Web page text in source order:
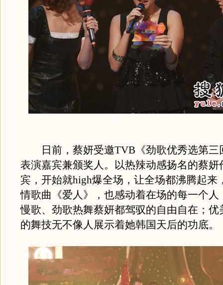
日前，蔡妍受邀TVB《劲歌优秀选第三
表演嘉宾兼颁奖人。以热辣动感扬名的蔡妍
宾，开始就high爆全场，让全场都沸腾起来
情歌曲《爱人》，也感动着在场的每一个人
慢歌、劲歌热舞蔡妍都驾驭的自由自在；优
的舞技无不像人展示着她韩国天后的功底。